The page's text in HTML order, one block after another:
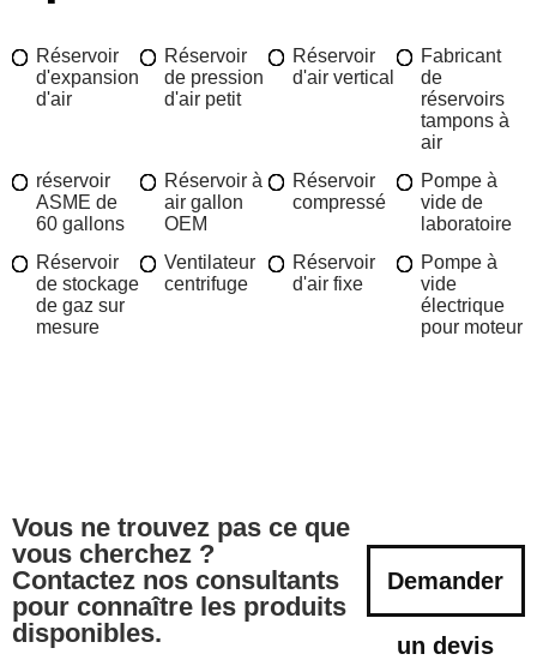
Réservoir
d'expansion
d'air
Réservoir
de pression
d'air petit
Réservoir
d'air vertical
Fabricant
de
réservoirs
tampons à
air
réservoir
ASME de
60 gallons
Réservoir à
air gallon
OEM
Réservoir
compressé
Pompe à
vide de
laboratoire
Réservoir
de stockage
de gaz sur
mesure
Ventilateur
centrifuge
Réservoir
d'air fixe
Pompe à
vide
électrique
pour moteur
Vous ne trouvez pas ce que
vous cherchez ?
Contactez nos consultants
pour connaître les produits
disponibles.
Demander
un devis